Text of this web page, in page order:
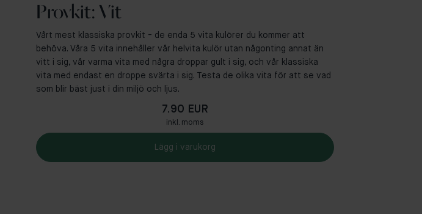
Provkit: Vit
Vårt mest klassiska provkit - de enda 5 vita kulörer du kommer att
behöva. Våra 5 vita innehåller vår helvita kulör utan någonting annat än
vitt i sig, vår varma vita med några droppar gult i sig, och vår klassiska
vita med endast en droppe svärta i sig. Testa de olika vita för att se vad
som blir bäst just i din miljö och ljus.
7.90 EUR
inkl. moms
Lägg i varukorg